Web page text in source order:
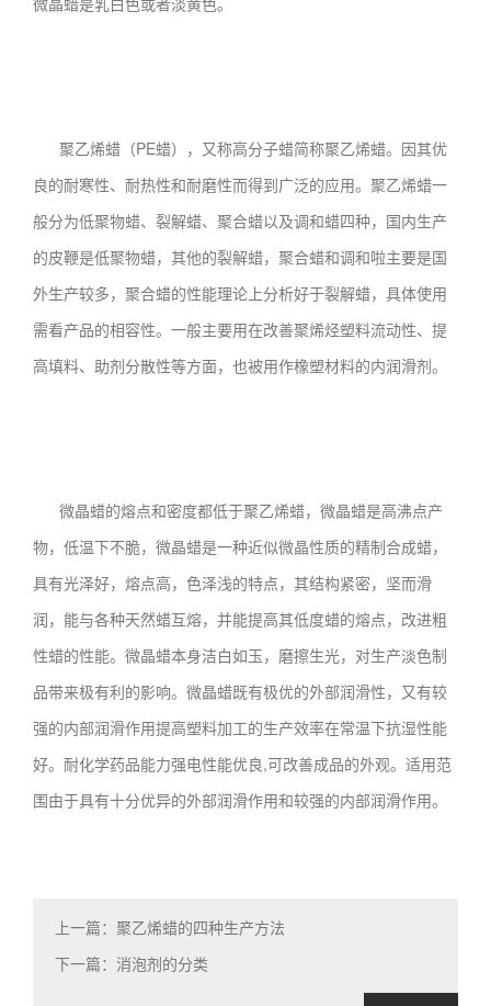
聚乙烯蜡（PE蜡），又称高分子蜡简称聚乙烯蜡。因其优
良的耐寒性、耐热性和耐磨性而得到广泛的应用。聚乙烯蜡一
般分为低聚物蜡、裂解蜡、聚合蜡以及调和蜡四种，国内生产
的皮鞭是低聚物蜡，其他的裂解蜡，聚合蜡和调和啦主要是国
外生产较多，聚合蜡的性能理论上分析好于裂解蜡，具体使用
需看产品的相容性。一般主要用在改善聚烯烃塑料流动性、提
高填料、助剂分散性等方面，也被用作橡塑材料的内润滑剂。
微晶蜡的熔点和密度都低于聚乙烯蜡，微晶蜡是高沸点产
物，低温下不脆，微晶蜡是一种近似微晶性质的精制合成蜡，
具有光泽好，熔点高，色泽浅的特点，其结构紧密，坚而滑
润，能与各种天然蜡互熔，并能提高其低度蜡的熔点，改进粗
性蜡的性能。微晶蜡本身洁白如玉，磨擦生光，对生产淡色制
品带来极有利的影响。微晶蜡既有极优的外部润滑性，又有较
强的内部润滑作用提高塑料加工的生产效率在常温下抗湿性能
好。耐化学药品能力强电性能优良,可改善成品的外观。适用范
围由于具有十分优异的外部润滑作用和较强的内部润滑作用。
上一篇：聚乙烯蜡的四种生产方法
下一篇：消泡剂的分类